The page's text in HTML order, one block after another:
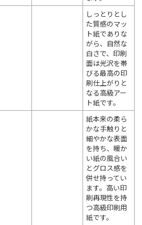
しっとりとし
た質感のマッ
ト紙でありな
がら、自然な
白さで、印刷
面は光沢を帯
びる最高の印
刷仕上がりと
なる高級アー
ト紙です。
紙本来の柔ら
かな手触りと
細やかな表面
を持ち、暖か
い紙の風合い
とグロス感を
併せ持ってい
ます。高い印
刷再現性を持
つ高級印刷用
紙です。